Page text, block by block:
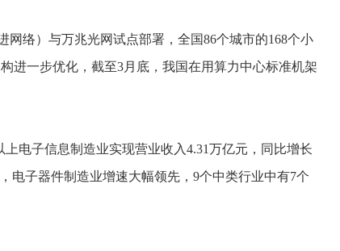
络）与万兆光网试点部署，全国86个城市的168个小
进一步优化，截至3月底，我国在用算力中心标准机架
电子信息制造业实现营业收入4.31万亿元，同比增长
电子器件制造业增速大幅领先，9个中类行业中有7个